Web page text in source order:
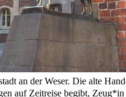
an der Weser. Die alte
auf Zeitreise begibt,